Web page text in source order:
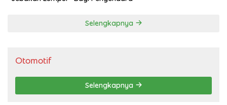
Selengkapnya
Otomotif
Selengkapnya